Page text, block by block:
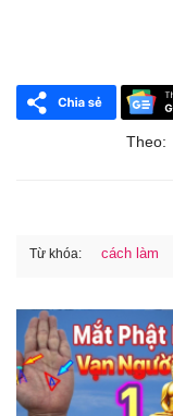
Theo:
Từ khóa: cách làm